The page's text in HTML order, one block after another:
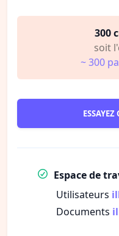
300
soit
~ 300
Espace de
Utilisateurs
Documents